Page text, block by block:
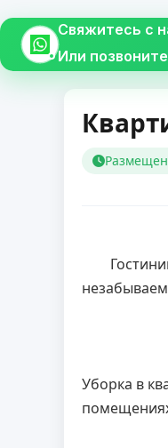
Свяжитесь с
Или
Уборка в